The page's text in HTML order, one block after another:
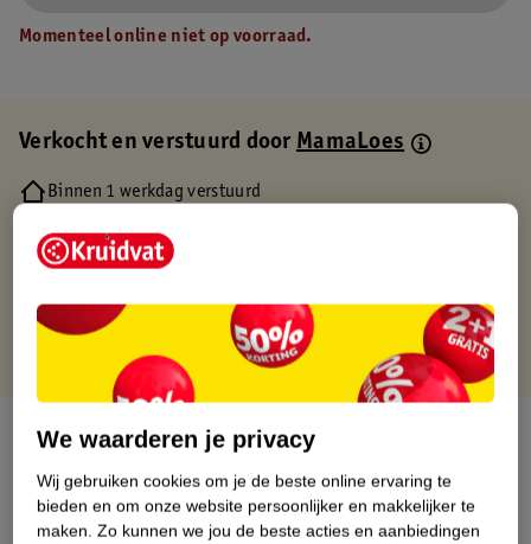
Momenteel online niet op voorraad.
Verkocht en verstuurd doorMamaLoes
Binnen 1 werkdag verstuurd
Gratis retourneren via verkooppartner.
Over dit product
Productinformatie
We waarderen je privacy
Wij gebruiken cookies om je de beste online ervaring te
bieden en om onze website persoonlijker en makkelijker te
maken. Zo kunnen we jou de beste acties en aanbiedingen